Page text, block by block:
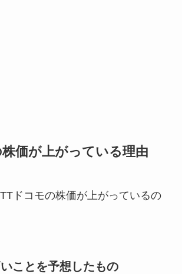
価が上がっている理由
ドコモの株価が上がっているの
ことを予想したもの